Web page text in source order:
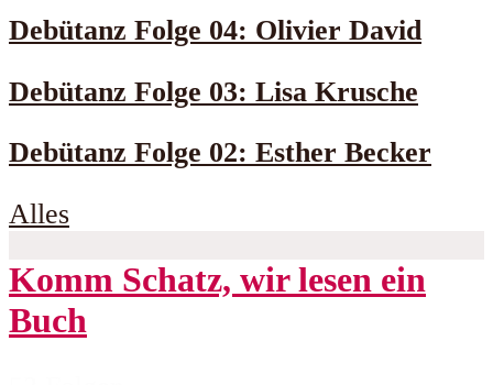
Debütanz Folge 04: Olivier David
Debütanz Folge 03: Lisa Krusche
Debütanz Folge 02: Esther Becker
Alles
Komm Schatz, wir lesen ein
Buch